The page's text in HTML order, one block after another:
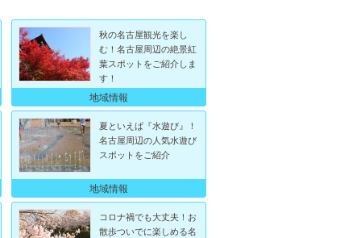
秋の名古屋観光を楽し
む！名古屋周辺の絶景紅
葉スポットをご紹介しま
す！
地域情報
夏といえば『水遊び』！
名古屋周辺の人気水遊び
スポットをご紹介
地域情報
コロナ禍でも大丈夫！お
散歩ついでに楽しめる名